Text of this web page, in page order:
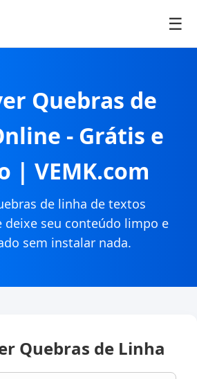
☰
Quebras de
- Grátis e
| VEMK.com
de linha de textos
deixe seu conteúdo limpo e
sem instalar nada.
Quebras de Linha